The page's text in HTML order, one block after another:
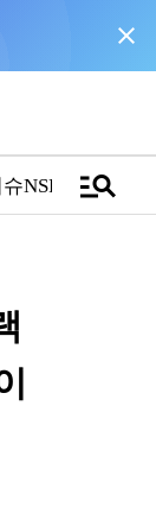
close
NSPTVmanage_search